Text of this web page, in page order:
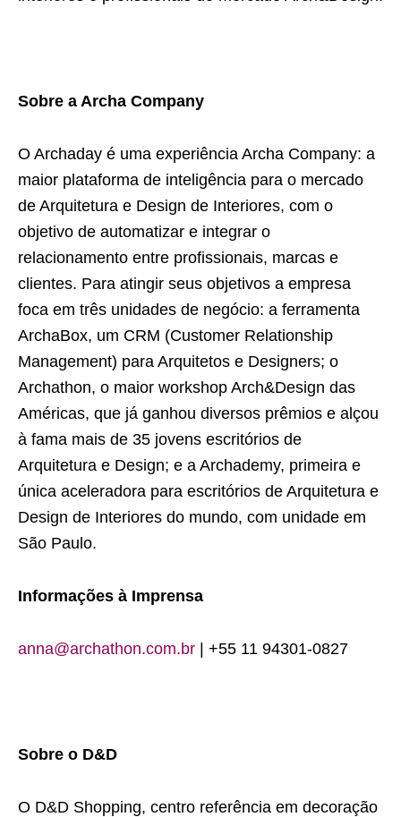
Sobre a Archa Company
O Archaday é uma experiência Archa Company: a
maior plataforma de inteligência para o mercado
de Arquitetura e Design de Interiores, com o
objetivo de automatizar e integrar o
relacionamento entre profissionais, marcas e
clientes. Para atingir seus objetivos a empresa
foca em três unidades de negócio: a ferramenta
ArchaBox, um CRM (Customer Relationship
Management) para Arquitetos e Designers; o
Archathon, o maior workshop Arch&Design das
Américas, que já ganhou diversos prêmios e alçou
à fama mais de 35 jovens escritórios de
Arquitetura e Design; e a Archademy, primeira e
única aceleradora para escritórios de Arquitetura e
Design de Interiores do mundo, com unidade em
São Paulo.
Informações à Imprensa
anna@archathon.com.br | +55 11 94301-0827
Sobre o D&D
O D&D Shopping, centro referência em decoração